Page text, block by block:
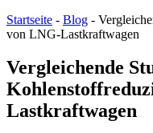
Startseite - Blog -
von LNG-Lastkraftwagen
Vergleichende
Lastkraftwagen